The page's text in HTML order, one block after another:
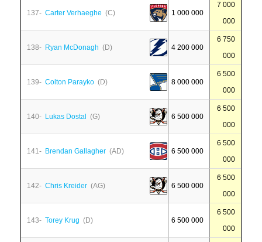
137- Carter Verhaeghe (C) 1 000 000
7 000
000
138- Ryan McDonagh (D) 4 200 000
6 750
000
139- Colton Parayko (D) 8 000 000
6 500
000
140- Lukas Dostal (G) 6 500 000
6 500
000
141- Brendan Gallagher (AD) 6 500 000
6 500
000
142- Chris Kreider (AG) 6 500 000
6 500
000
143- Torey Krug (D) 6 500 000
6 500
000